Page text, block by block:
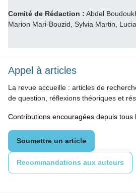
Comité de Rédaction : Abdel
Marion Mari-Bouzid, Sylvia Martin,
Appel à articles
La revue accueille : articles de
de question, réflexions théoriques et
Contributions encouragées depuis tous
Soumettre un article
Recommandations aux auteurs